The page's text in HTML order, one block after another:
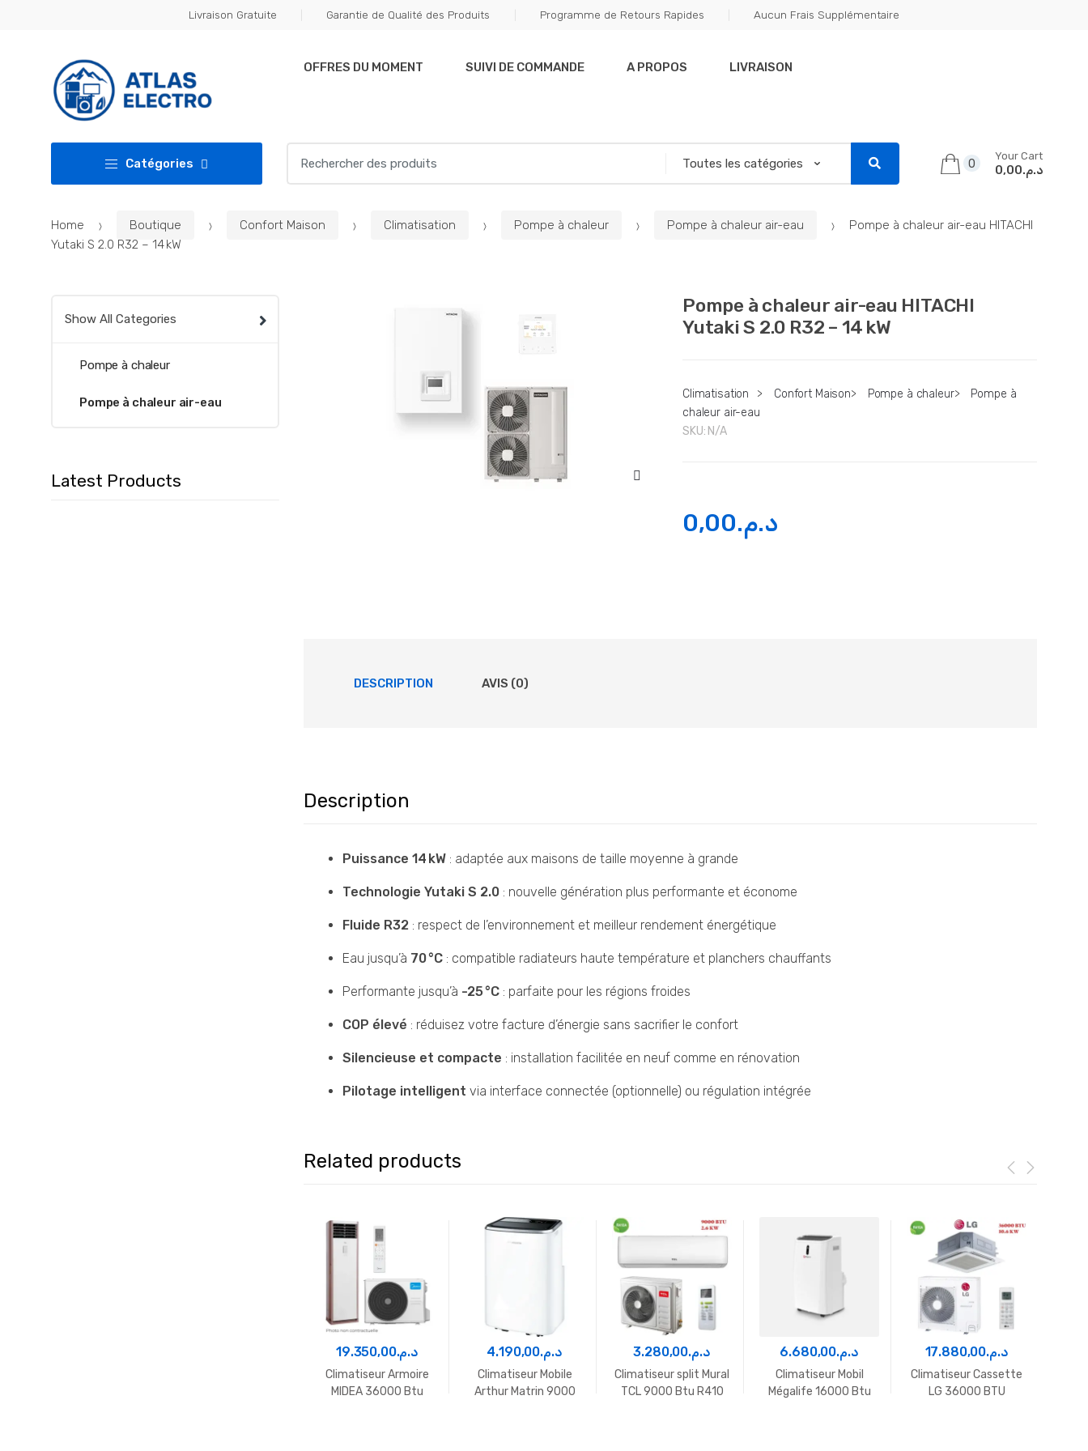
Livraison Gratuite Garantie de Qualité des Produits Programme de Retours Rapides Aucun Frais Supplémentaire
OFFRES DU MOMENT SUIVI DE COMMANDE A PROPOS LIVRAISON
Catégories
for:
0
Your Cart
د.م.0,00
Home Boutique Confort Maison Climatisation Pompe à chaleur Pompe à chaleur air-eau
Pompe à chaleur air-eau HITACHI
Yutaki S 2.0 R32 – 14 kW
Pompe à chaleur air-eau HITACHI
Yutaki S 2.0 R32 – 14 kW
Climatisation > Confort Maison> Pompe à chaleur>
Pompe à
chaleur air-eau
SKU: N/A
د.م.0,00
DESCRIPTION AVIS (0)
Description
Puissance 14 kW : adaptée aux maisons de taille moyenne à grande
Technologie Yutaki S 2.0 : nouvelle génération plus performante et économe
Fluide R32 : respect de l’environnement et meilleur rendement énergétique
Eau jusqu’à 70 °C : compatible radiateurs haute température et planchers chauffants
Performante jusqu’à -25 °C : parfaite pour les régions froides
COP élevé : réduisez votre facture d’énergie sans sacrifier le confort
Silencieuse et compacte : installation facilitée en neuf comme en rénovation
Pilotage intelligent via interface connectée (optionnelle) ou régulation intégrée
Related products
د.م.19.350,00
Climatiseur Armoire
MIDEA 36000 Btu
د.م.4.190,00
Climatiseur Mobile
Arthur Matrin 9000
د.م.3.280,00
Climatiseur split Mural
TCL 9000 Btu R410
د.م.6.680,00
Climatiseur Mobil
Mégalife 16000 Btu
د.م.17.880,00
Climatiseur Cassette
LG 36000 BTU
Show All Categories
Pompe à chaleur
Pompe à chaleur air-eau
Latest Products